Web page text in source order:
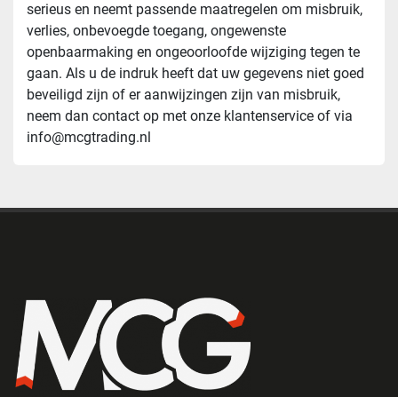
serieus en neemt passende maatregelen om misbruik,
verlies, onbevoegde toegang, ongewenste
openbaarmaking en ongeoorloofde wijziging tegen te
gaan. Als u de indruk heeft dat uw gegevens niet goed
beveiligd zijn of er aanwijzingen zijn van misbruik,
neem dan contact op met onze klantenservice of via
info@mcgtrading.nl